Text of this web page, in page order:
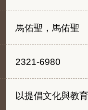
馬佑聖，馬佑聖
2321-6980
以提倡文化與教